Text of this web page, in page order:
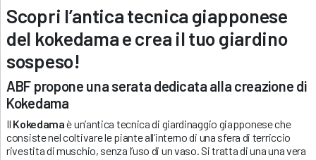
Scopri l’antica tecnica giapponese
del kokedama e crea il tuo giardino
sospeso!
ABF propone una serata dedicata alla creazione di
Kokedama
Il Kokedamaè un’antica tecnica di giardinaggio giapponese che
consiste nel coltivare le piante all’interno di una sfera di terriccio
rivestita di muschio, senza l’uso di un vaso. Si tratta di una una vera